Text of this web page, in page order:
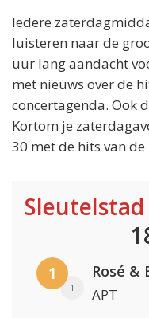
Iedere
luisteren naar de
uur lang aandacht
met nieuws over de
concertagenda. Ook
Kortom je
30 met de hits van de
Sleutelstad
1
1
Rosé &
APT